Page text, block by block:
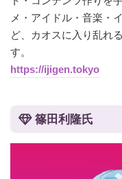
メ・アイドル・音楽・
ど、カオスに入り乱れ
す。
https://ijigen.tokyo
篠田利隆氏